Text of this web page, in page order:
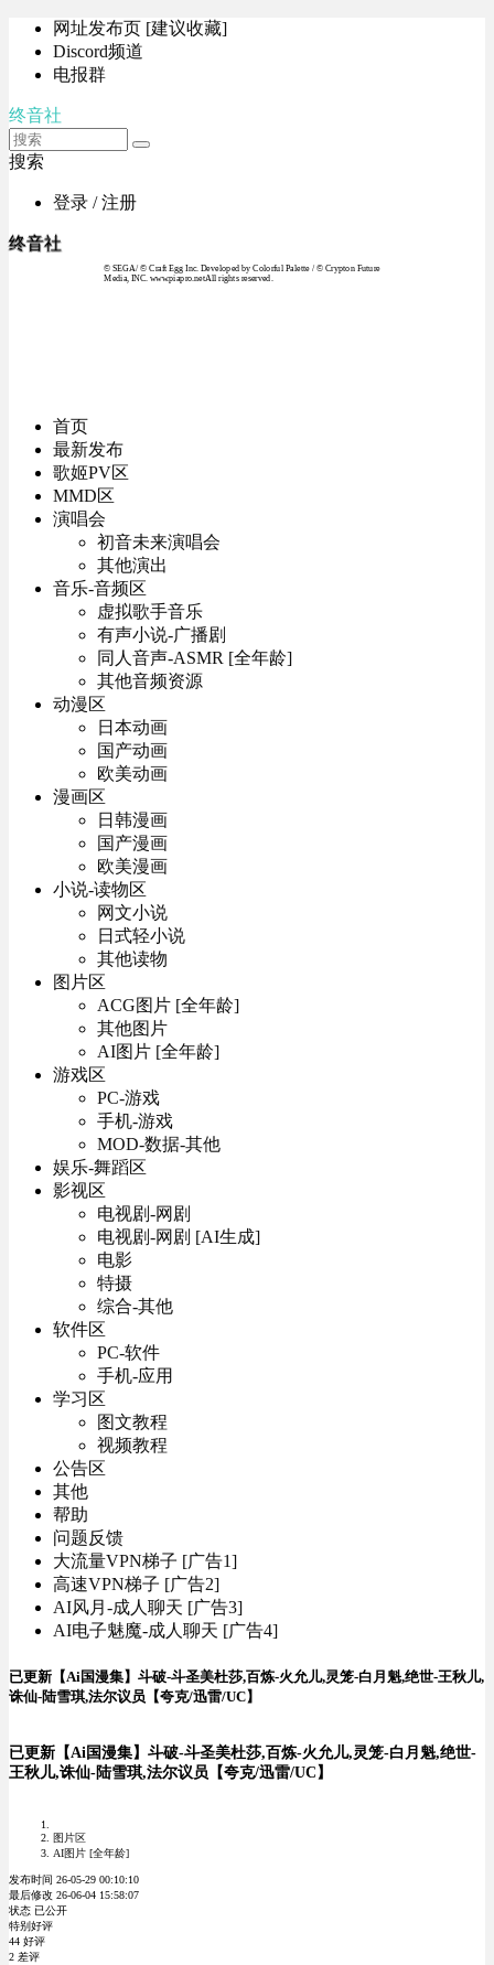
网址发布页 [建议收藏]
Discord频道
电报群
终音社
搜索
登录 / 注册
终音社
© SEGA / © Craft Egg Inc. Developed by Colorful Palette / © Crypton Future
Media, INC. www.piapro.netAll rights reserved.
首页
最新发布
歌姬PV区
MMD区
演唱会
初音未来演唱会
其他演出
音乐-音频区
虚拟歌手音乐
有声小说-广播剧
同人音声-ASMR [全年龄]
其他音频资源
动漫区
日本动画
国产动画
欧美动画
漫画区
日韩漫画
国产漫画
欧美漫画
小说-读物区
网文小说
日式轻小说
其他读物
图片区
ACG图片 [全年龄]
其他图片
AI图片 [全年龄]
游戏区
PC-游戏
手机-游戏
MOD-数据-其他
娱乐-舞蹈区
影视区
电视剧-网剧
电视剧-网剧 [AI生成]
电影
特摄
综合-其他
软件区
PC-软件
手机-应用
学习区
图文教程
视频教程
公告区
其他
帮助
问题反馈
大流量VPN梯子 [广告1]
高速VPN梯子 [广告2]
AI风月-成人聊天 [广告3]
AI电子魅魔-成人聊天 [广告4]
已更新【Ai国漫集】斗破-斗圣美杜莎,百炼-火允儿,灵笼-白月魁,绝世-王秋儿,
诛仙-陆雪琪,法尔议员【夸克/迅雷/UC】
已更新【Ai国漫集】斗破-斗圣美杜莎,百炼-火允儿,灵笼-白月魁,绝世-
王秋儿,诛仙-陆雪琪,法尔议员【夸克/迅雷/UC】
图片区
AI图片 [全年龄]
发布时间 26-05-29 00:10:10
最后修改 26-06-04 15:58:07
状态 已公开
特别好评
44 好评
2 差评